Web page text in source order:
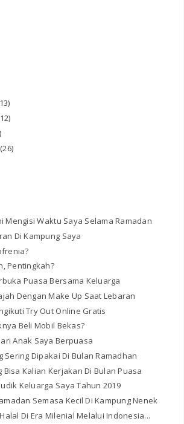
(26)
Mengisi Waktu Saya Selama Ramadan
Di Kampung Saya
Pentingkah?
Puasa Bersama Keluarga
Dengan Make Up Saat Lebaran
Try Out Online Gratis
Beli Mobil Bekas?
Anak Saya Berpuasa
Sering Dipakai Di Bulan Ramadhan
Bisa Kalian Kerjakan Di Bulan Puasa
Keluarga Saya Tahun 2019
Semasa Kecil Di Kampung Nenek
Di Era Milenial Melalui Indonesia...